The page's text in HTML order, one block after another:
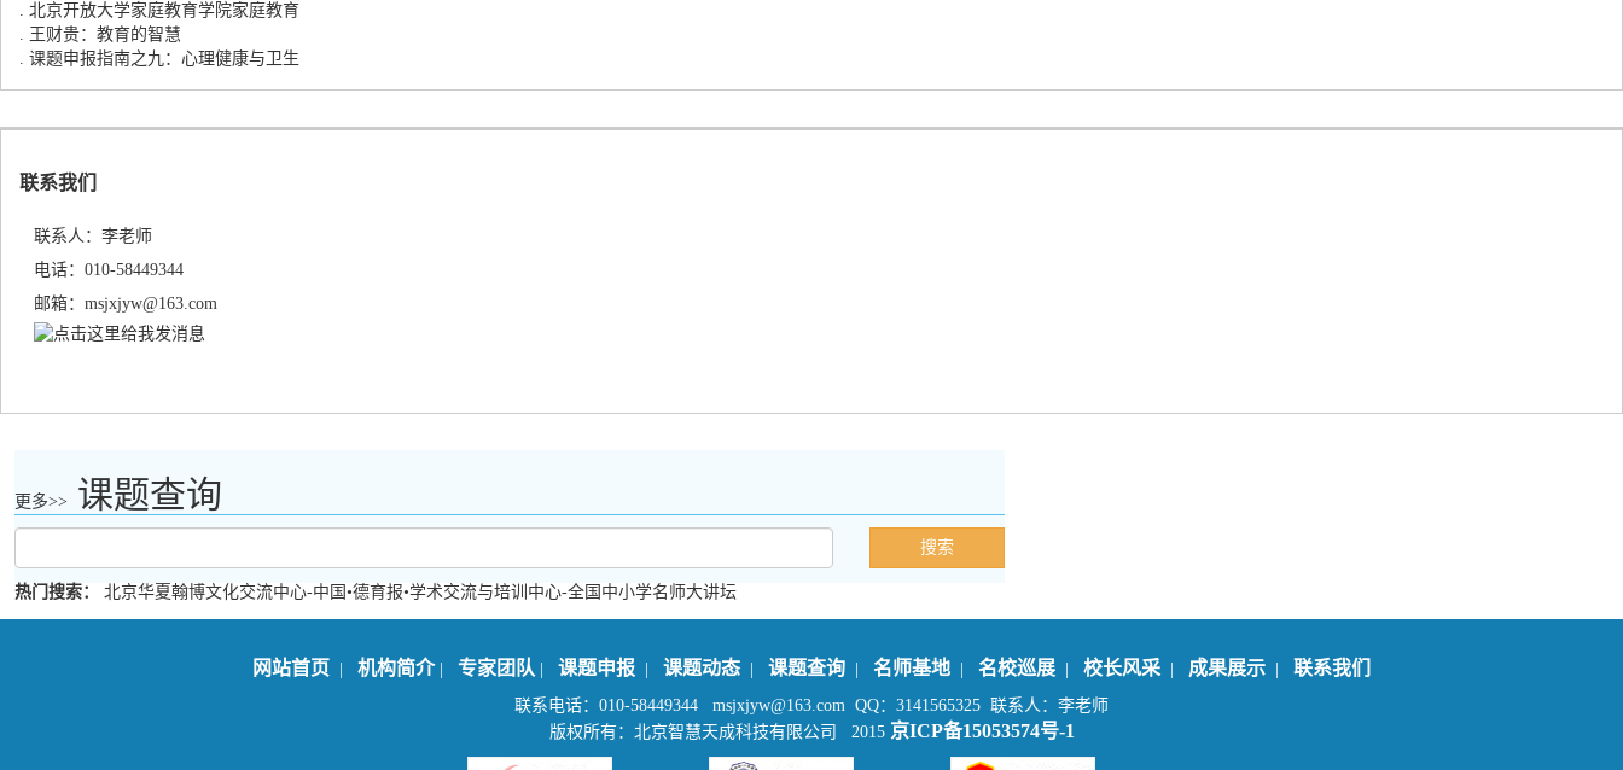
. 北京开放大学家庭教育学院家庭教育
. 王财贵：教育的智慧
. 课题申报指南之九：心理健康与卫生
联系我们
联系人：李老师
电话：010-58449344
邮箱：msjxjyw@163.com
更多>> 课题查询
热门搜索： 北京华夏翰博文化交流中心-中国•德育报•学术交流与培训中心-全国中小学名师大讲坛
网站首页 机构简介| 专家团队 课题申报 课题动态 课题查询 名师基地 名校巡展 校长风采 成果展示 联系我们
联系电话：010-58449344 msjxjyw@163.com QQ：3141565325 联系人：李老师
版权所有：北京智慧天成科技有限公司 2015 京ICP备15053574号-1